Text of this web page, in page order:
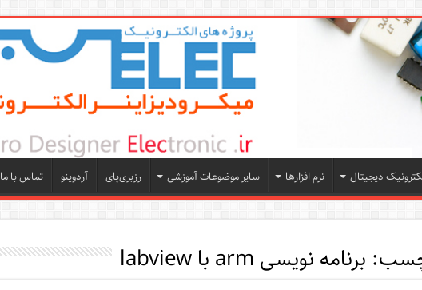
دیجیتال نرم افزارها سایر موضوعات آموزشی رزبری‌پای آردوینو تماس با ما
برنامه نویسی arm با labview